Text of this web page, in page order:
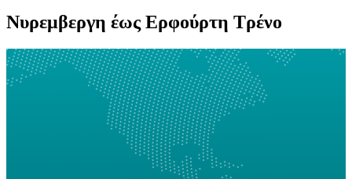
Νυρεμβεργη έως Ερφούρτη Τρένο